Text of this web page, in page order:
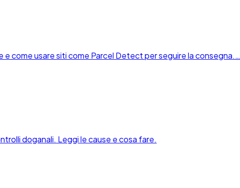
come usare siti come Parcel Detect per seguire la consegna.…
doganali. Leggi le cause e cosa fare.